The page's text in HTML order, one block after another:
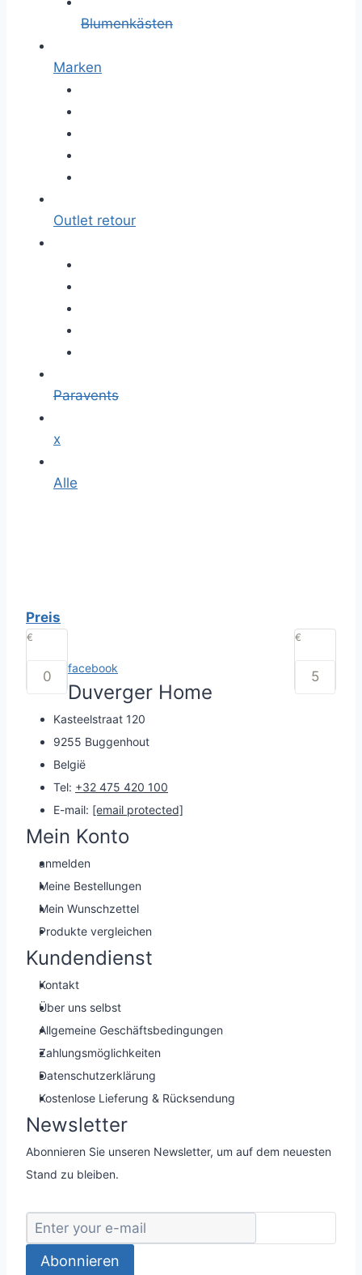
Blumenkästen
Marken
Outlet retour
Paravents
x
Alle
Preis
€ €
facebook
Duverger Home
Kasteelstraat 120
9255 Buggenhout
België
Tel: +32 475 420 100
E-mail: [email protected]
Mein Konto
anmelden
Meine Bestellungen
Mein Wunschzettel
Produkte vergleichen
Kundendienst
Kontakt
Über uns selbst
Allgemeine Geschäftsbedingungen
Zahlungsmöglichkeiten
Datenschutzerklärung
Kostenlose Lieferung & Rücksendung
Newsletter
Abonnieren Sie unseren Newsletter, um auf dem neuesten
Stand zu bleiben.
Abonnieren